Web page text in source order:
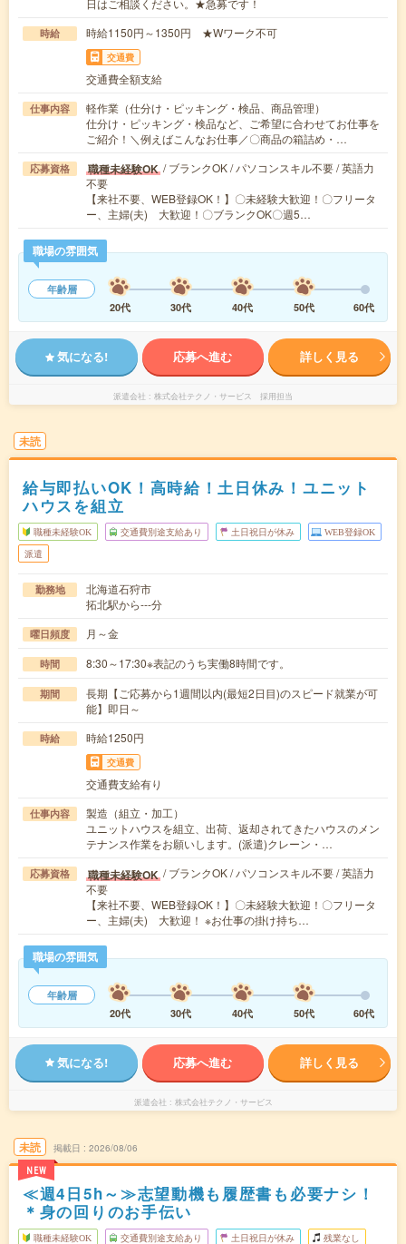
時給 時給1150円～1350円 ★Wワーク不可
交通費
交通費全額支給
仕事内容
軽作業（仕分け・ピッキング・検品、商品管理）
仕分け・ピッキング・検品など、ご希望に合わせてお仕事を
ご紹介！＼例えばこんなお仕事／〇商品の箱詰め・…
応募資格 職種未経験OK / ブランクOK / パソコンスキル不要 / 英語力
不要
【来社不要、WEB登録OK！】〇未経験大歓迎！〇フリータ
ー、主婦(夫) 大歓迎！〇ブランクOK〇週5…
職場の雰囲気
年齢層
20代
30代 40代 50代 60代
気になる! 応募へ進む 詳しく見る
派遣会社 株式会社テクノ・サービス 採用担当
未読
給与即払いOK！高時給！土日休み！ユニット
ハウスを組立
職種未経験OK 交通費別途支給あり 土日祝日が休み WEB登録OK
派遣
勤務地
北海道石狩市
拓北駅から---分
曜日頻度 月～金
時間 8:30～17:30※表記のうち実働8時間です。
期間
長期【ご応募から1週間以内(最短2日目)のスピード就業が可
能】即日～
時給 時給1250円
交通費
交通費支給有り
仕事内容
製造（組立・加工）
ユニットハウスを組立、出荷、返却されてきたハウスのメン
テナンス作業をお願いします。(派遣)クレーン・…
応募資格 職種未経験OK / ブランクOK / パソコンスキル不要 / 英語力
不要
【来社不要、WEB登録OK！】〇未経験大歓迎！〇フリータ
ー、主婦(夫) 大歓迎！ ※お仕事の掛け持ち…
職場の雰囲気
年齢層
20代
30代 40代 50代 60代
気になる! 応募へ進む 詳しく見る
派遣会社 株式会社テクノ・サービス
未読
NEW
掲載日 2026/08/06
≪週4日5h～≫志望動機も履歴書も必要ナシ！
＊身の回りのお手伝い
職種未経験OK 交通費別途支給あり 土日祝日が休み 残業なし